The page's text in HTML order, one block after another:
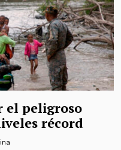
el peligroso
récord